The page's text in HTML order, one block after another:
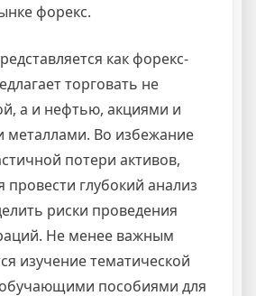
форекс.
как форекс-
торговать не
а и нефтью, акциями и
металлами. Во избежание
потери активов,
провести глубокий анализ
риски проведения
Не менее важным
изучение тематической
пособиями для